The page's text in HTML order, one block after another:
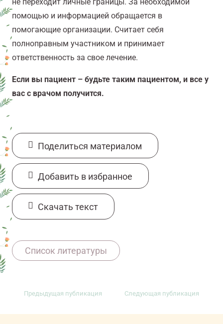
помощью и информацией обращается в
помогающие организации. Считает себя
полноправным участником и принимает
ответственность за свое лечение.
Если вы пациент – будьте таким пациентом, и все у
вас с врачом получится.
Поделиться материалом
Добавить в избранное
Cкачать текст
11607081/onco/web/03.26/0
Список литературы
Предыдущая публикация Следующая публикация